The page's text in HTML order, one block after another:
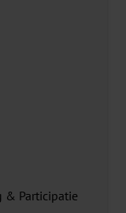
& Participatie